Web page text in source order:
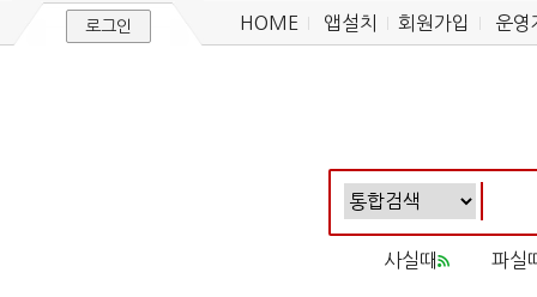
로그인 HOME 앱설치 회원가입 운영
사실때 파실